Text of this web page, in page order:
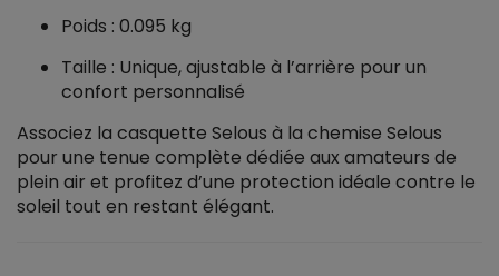
Poids : 0.095 kg
Taille : Unique, ajustable à l’arrière pour un
confort personnalisé
Associez la casquette Selous à la chemise Selous
pour une tenue complète dédiée aux amateurs de
plein air et profitez d’une protection idéale contre le
soleil tout en restant élégant.